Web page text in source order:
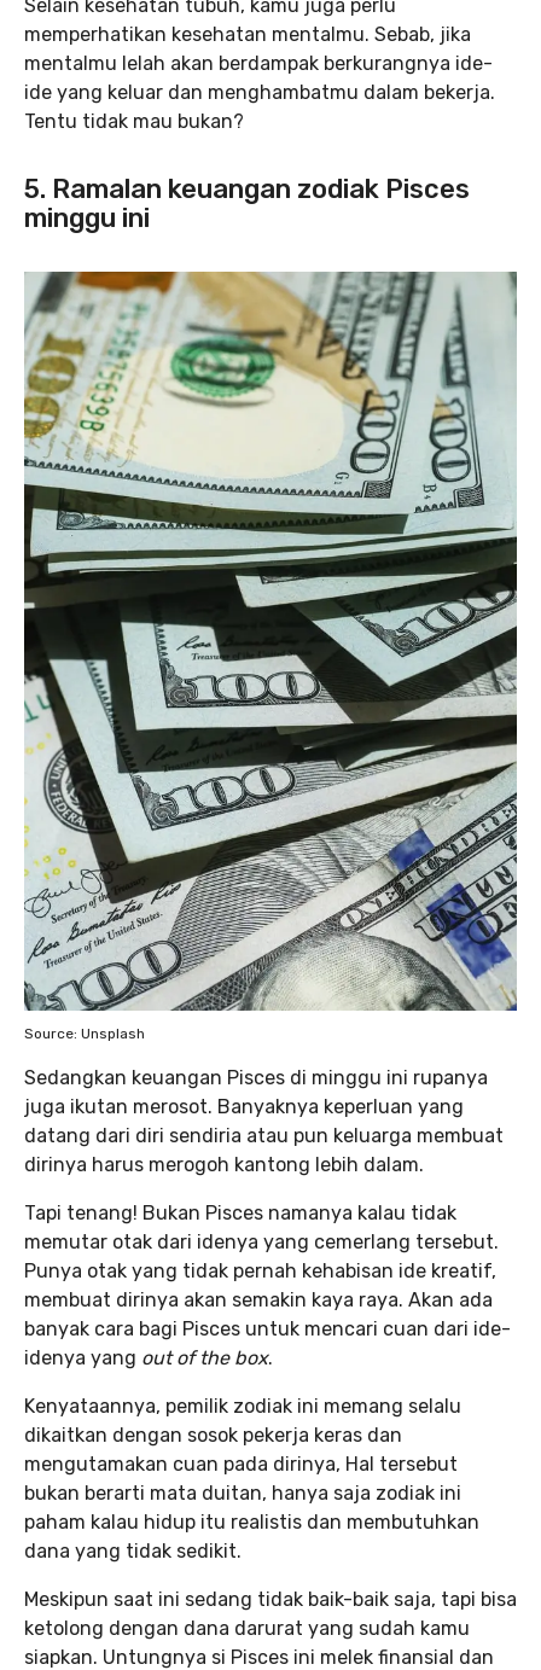
Selain kesehatan tubuh, kamu juga perlu
memperhatikan kesehatan mentalmu. Sebab, jika
mentalmu lelah akan berdampak berkurangnya ide-
ide yang keluar dan menghambatmu dalam bekerja.
Tentu tidak mau bukan?
5. Ramalan keuangan zodiak Pisces
minggu ini
Source: Unsplash
Sedangkan keuangan Pisces di minggu ini rupanya
juga ikutan merosot. Banyaknya keperluan yang
datang dari diri sendiria atau pun keluarga membuat
dirinya harus merogoh kantong lebih dalam.
Tapi tenang! Bukan Pisces namanya kalau tidak
memutar otak dari idenya yang cemerlang tersebut.
Punya otak yang tidak pernah kehabisan ide kreatif,
membuat dirinya akan semakin kaya raya. Akan ada
banyak cara bagi Pisces untuk mencari cuan dari ide-
idenya yang out of the box.
Kenyataannya, pemilik zodiak ini memang selalu
dikaitkan dengan sosok pekerja keras dan
mengutamakan cuan pada dirinya, Hal tersebut
bukan berarti mata duitan, hanya saja zodiak ini
paham kalau hidup itu realistis dan membutuhkan
dana yang tidak sedikit.
Meskipun saat ini sedang tidak baik-baik saja, tapi bisa
ketolong dengan dana darurat yang sudah kamu
siapkan. Untungnya si Pisces ini melek finansial dan